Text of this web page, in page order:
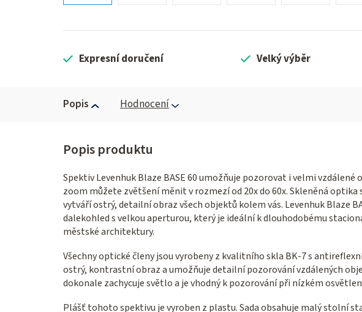
Expresní doručení Velký výběr
Popis Hodnocení
Spektiv Levenhuk Blaze BASE 60 umožňuje pozorovat i velmi vzdálené
zoom můžete zvětšení měnit v rozmezí od 20x do 60x. Skleněná
vytváří ostrý, detailní obraz všech objektů kolem vás. Levenhuk Blaze
dalekohled s velkou aperturou, který je ideální k dlouhodobému
městské architektury.
Všechny optické členy jsou vyrobeny z kvalitního skla BK-7 s
ostrý, kontrastní obraz a umožňuje detailní pozorování vzdálených
dokonale zachycuje světlo a je vhodný k pozorování při nízkém
Plášť tohoto spektivu je vyroben z plastu. Sada obsahuje malý stolní